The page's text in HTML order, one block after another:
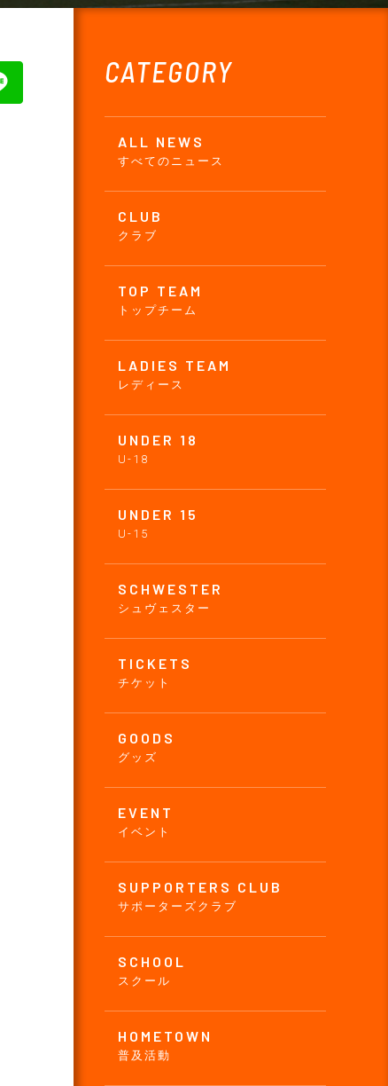
CATEGORY
ALL NEWS
すべてのニュース
CLUB
クラブ
TOP TEAM
トップチーム
LADIES TEAM
レディース
UNDER 18
U-18
UNDER 15
U-15
SCHWESTER
シュヴェスター
TICKETS
チケット
GOODS
グッズ
EVENT
イベント
SUPPORTERS CLUB
サポーターズクラブ
SCHOOL
スクール
HOMETOWN
普及活動